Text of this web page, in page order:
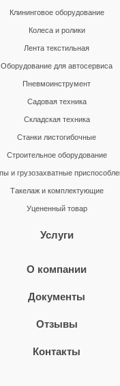
Клининговое оборудование
Колеса и ролики
Лента текстильная
Оборудование для автосервиса
Пневмоинструмент
Садовая техника
Складская техника
Станки листогибочные
Строительное оборудование
и грузозахватные
Такелаж и комплектующие
Уцененный товар
Услуги
О компании
Документы
Отзывы
Контакты